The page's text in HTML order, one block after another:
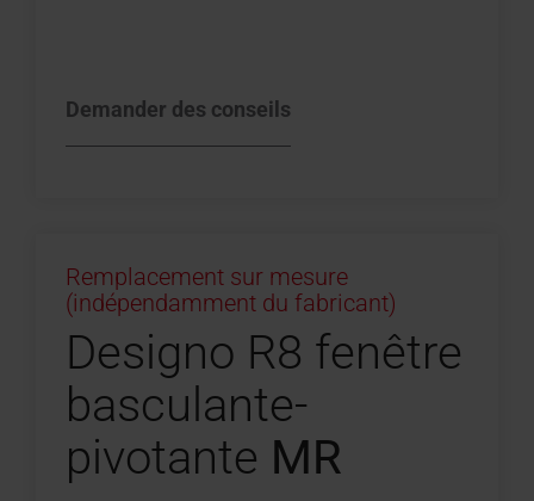
Demander des conseils
Remplacement sur mesure
(indépendamment du fabricant)
Designo R8 fenêtre
basculante-
pivotante MR